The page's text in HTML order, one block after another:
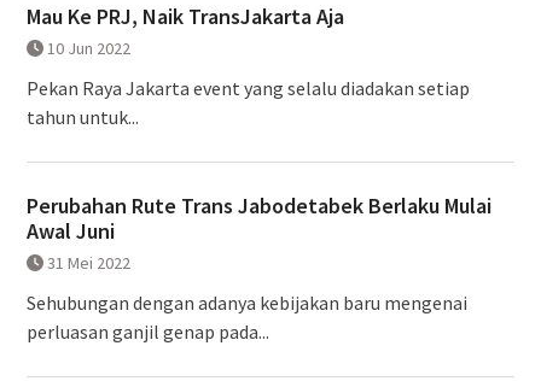
Mau Ke PRJ, Naik TransJakarta Aja
10 Jun 2022
Pekan Raya Jakarta event yang selalu diadakan setiap
tahun untuk...
Perubahan Rute Trans Jabodetabek Berlaku Mulai
Awal Juni
31 Mei 2022
Sehubungan dengan adanya kebijakan baru mengenai
perluasan ganjil genap pada...